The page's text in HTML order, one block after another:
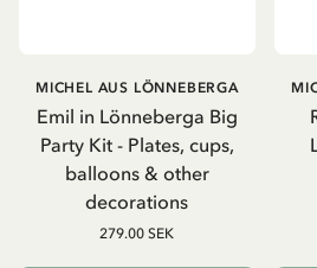
Emil in Lönneberga Big
Party Kit - Plates, cups,
balloons & other
decorations
MICHEL AUS LÖNNEBERGA
279.00 SEK